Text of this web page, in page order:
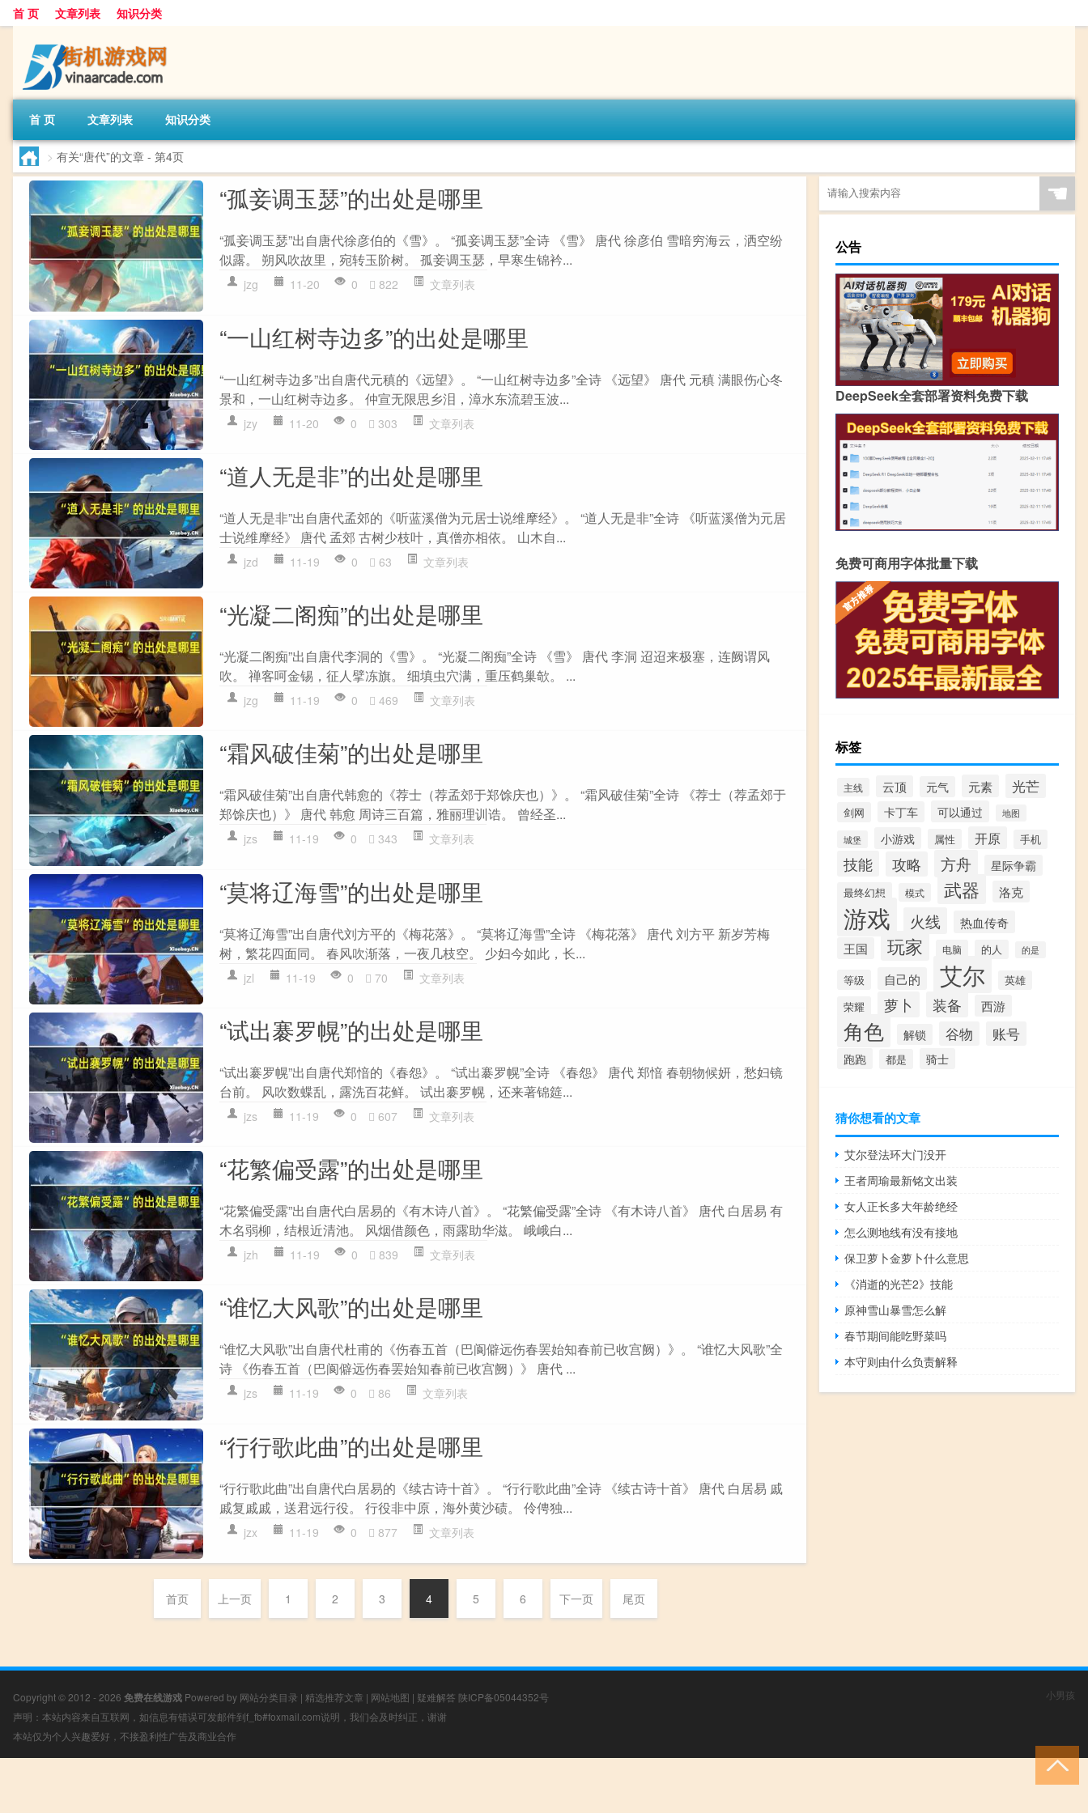
首 页 文章列表 知识分类
首 页 文章列表 知识分类
> 有关“唐代”的文章 - 第4页
“孤妾调玉瑟”的出处是哪里
“孤妾调玉瑟”出自唐代徐彦伯的《雪》。 “孤妾调玉瑟”全诗 《雪》 唐代 徐彦伯 雪暗穷海云，洒空纷
似露。 朔风吹故里，宛转玉阶树。 孤妾调玉瑟，早寒生锦衿...
jzg 11-20 0 822 文章列表
“一山红树寺边多”的出处是哪里
“一山红树寺边多”出自唐代元稹的《远望》。 “一山红树寺边多”全诗 《远望》 唐代 元稹 满眼伤心冬
景和，一山红树寺边多。 仲宣无限思乡泪，漳水东流碧玉波...
jzy 11-20 0 303 文章列表
“道人无是非”的出处是哪里
“道人无是非”出自唐代孟郊的《听蓝溪僧为元居士说维摩经》。 “道人无是非”全诗 《听蓝溪僧为元居
士说维摩经》 唐代 孟郊 古树少枝叶，真僧亦相依。 山木自...
jzd 11-19 0 63 文章列表
“光凝二阁痴”的出处是哪里
“光凝二阁痴”出自唐代李洞的《雪》。 “光凝二阁痴”全诗 《雪》 唐代 李洞 迢迢来极塞，连阙谓风
吹。 禅客呵金锡，征人擘冻旗。 细填虫穴满，重压鹤巢欹。 ...
jzg 11-19 0 469 文章列表
“霜风破佳菊”的出处是哪里
“霜风破佳菊”出自唐代韩愈的《荐士（荐孟郊于郑馀庆也）》。 “霜风破佳菊”全诗 《荐士（荐孟郊于
郑馀庆也）》 唐代 韩愈 周诗三百篇，雅丽理训诰。 曾经圣...
jzs 11-19 0 343 文章列表
“莫将辽海雪”的出处是哪里
“莫将辽海雪”出自唐代刘方平的《梅花落》。 “莫将辽海雪”全诗 《梅花落》 唐代 刘方平 新岁芳梅
树，繁花四面同。 春风吹渐落，一夜几枝空。 少妇今如此，长...
jzl 11-19 0 70 文章列表
“试出褰罗幌”的出处是哪里
“试出褰罗幌”出自唐代郑愔的《春怨》。 “试出褰罗幌”全诗 《春怨》 唐代 郑愔 春朝物候妍，愁妇镜
台前。 风吹数蝶乱，露洗百花鲜。 试出褰罗幌，还来著锦筵...
jzs 11-19 0 607 文章列表
“花繁偏受露”的出处是哪里
“花繁偏受露”出自唐代白居易的《有木诗八首》。 “花繁偏受露”全诗 《有木诗八首》 唐代 白居易 有
木名弱柳，结根近清池。 风烟借颜色，雨露助华滋。 峨峨白...
jzh 11-19 0 839 文章列表
“谁忆大风歌”的出处是哪里
“谁忆大风歌”出自唐代杜甫的《伤春五首（巴阆僻远伤春罢始知春前已收宫阙）》。 “谁忆大风歌”全
诗 《伤春五首（巴阆僻远伤春罢始知春前已收宫阙）》 唐代 ...
jzs 11-19 0 86 文章列表
“行行歌此曲”的出处是哪里
“行行歌此曲”出自唐代白居易的《续古诗十首》。 “行行歌此曲”全诗 《续古诗十首》 唐代 白居易 戚
戚复戚戚，送君远行役。 行役非中原，海外黄沙碛。 伶俜独...
jzx 11-19 0 877 文章列表
首页 上一页 1 2 3 4 5 6 下一页 尾页
☚
公告
DeepSeek全套部署资料免费下载
免费可商用字体批量下载
标签
主线 云顶 元气 元素 光芒
剑网 卡丁车 可以通过 地图
城堡 小游戏 属性 开原 手机
技能 攻略 方舟 星际争霸
最终幻想 模式 武器 洛克
游戏 火线 热血传奇
王国 玩家 电脑 的人 的是
等级 自己的 艾尔 英雄
荣耀 萝卜 装备 西游
角色 解锁 谷物 账号
跑跑 都是 骑士
猜你想看的文章
艾尔登法环大门没开
王者周瑜最新铭文出装
女人正长多大年龄绝经
怎么测地线有没有接地
保卫萝卜金萝卜什么意思
《消逝的光芒2》技能
原神雪山暴雪怎么解
春节期间能吃野菜吗
本守则由什么负责解释
Copyright © 2012 - 2026 免费在线游戏 Powered by 网站分类目录 | 精选推荐文章 | 网站地图 | 疑难解答 陕ICP备05044352号
声明：本站内容来自互联网，如信息有错误可发邮件到f_fb#foxmail.com说明，我们会及时纠正，谢谢
本站仅为个人兴趣爱好，不接盈利性广告及商业合作
小男孩